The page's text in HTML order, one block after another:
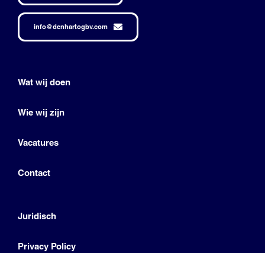
info@denhartogbv.com
Wat wij doen
Wie wij zijn
Vacatures
Contact
Juridisch
Privacy Policy